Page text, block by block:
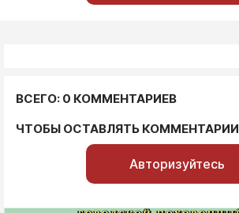
ВСЕГО: 0 КОММЕНТАРИЕВ
ЧТОБЫ ОСТАВЛЯТЬ КОММЕНТАРИИ
Авторизуйтесь